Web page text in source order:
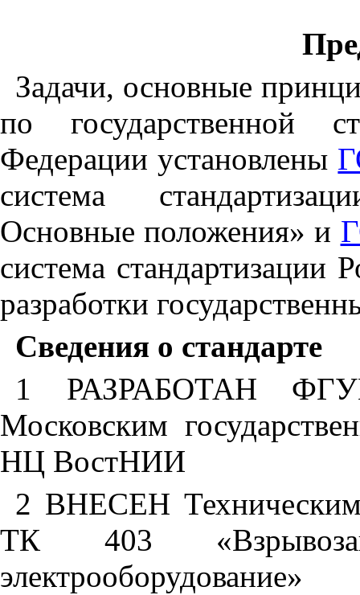
Задачи, основные
по
государственной
Федерации установлены
система
Основные положения» и
система стандартизации
разработки
Сведения о стандарте
1
РАЗРАБОТАН Ф
Московским
НЦ ВостНИИ
2 ВНЕСЕН
ТК 403 «Взры
электрооборудование»